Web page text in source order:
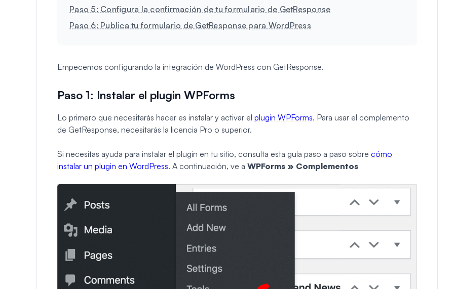
Paso 5: Configura la confirmación de tu formulario de GetResponse
Paso 6: Publica tu formulario de GetResponse para WordPress
Empecemos configurando la integración de WordPress con GetResponse.
Paso 1: Instalar el plugin WPForms
Lo primero que necesitarás hacer es instalar y activar el plugin WPForms. Para usar el complemento
de GetResponse, necesitarás la licencia Pro o superior.
Si necesitas ayuda para instalar el plugin en tu sitio, consulta esta guía paso a paso sobre cómo
instalar un plugin en WordPress. A continuación, ve a WPForms » Complementos